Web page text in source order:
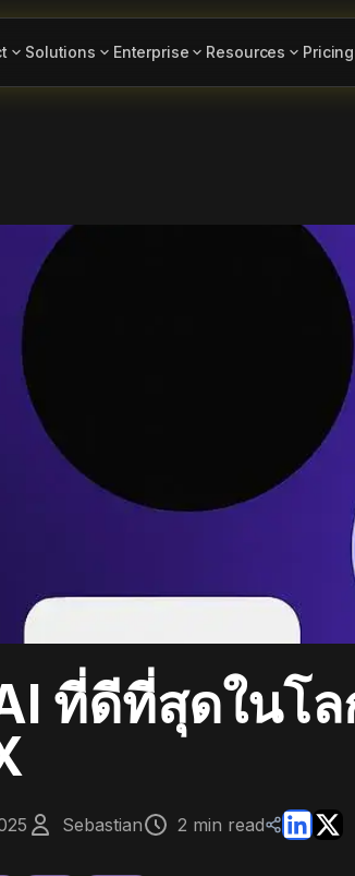
Solutions Enterprise Resources Pricing
ที่ดีที่สุดในโ
Sebastian 2 min read